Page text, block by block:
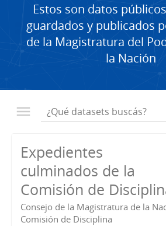
Estos son datos
guardados y publicados
de la Magistratura del
la Nación
Expedientes
culminados de la
Comisión de
Consejo de la Magistratura de la
Comisión de Disciplina